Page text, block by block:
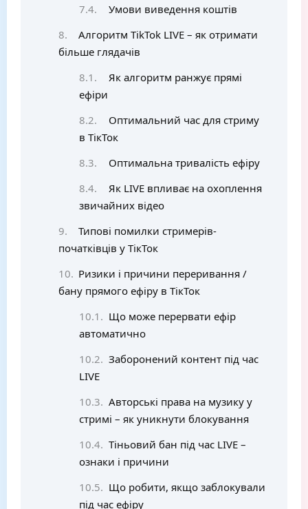
Умови виведення коштів
Алгоритм TikTok LIVE – як отримати
більше глядачів
Як алгоритм ранжує прямі
ефіри
Оптимальний час для стриму
в ТікТок
Оптимальна тривалість ефіру
Як LIVE впливає на охоплення
звичайних відео
Типові помилки стримерів-
початківців у ТікТок
Ризики і причини переривання /
бану прямого ефіру в ТікТок
Що може перервати ефір
автоматично
Заборонений контент під час
LIVE
Авторські права на музику у
стримі – як уникнути блокування
Тіньовий бан під час LIVE –
ознаки і причини
Що робити, якщо заблокували
під час ефіру